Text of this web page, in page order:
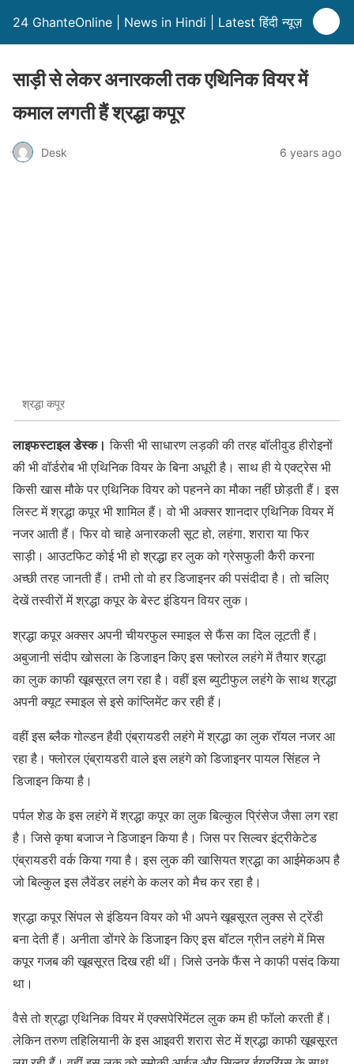
24 GhanteOnline | News in Hindi | Latest हिंदी न्यूज़
साड़ी से लेकर अनारकली तक एथिनिक वियर में
कमाल लगती हैं श्रद्धा कपूर
Desk 6 years ago
श्रद्धा कपूर
लाइफस्टाइल डेस्क।किसी भी साधारण लड़की की तरह बॉलीवुड हीरोइनों
की भी वॉर्डरोब भी एथिनिक वियर के बिना अधूरी है। साथ ही ये एक्ट्रेस भी
किसी खास मौके पर एथिनिक वियर को पहनने का मौका नहीं छोड़ती हैं। इस
लिस्ट में श्रद्धा कपूर भी शामिल हैं। वो भी अक्सर शानदार एथिनिक वियर में
नजर आती हैं। फिर वो चाहे अनारकली सूट हो, लहंगा, शरारा या फिर
साड़ी। आउटफिट कोई भी हो श्रद्धा हर लुक को ग्रेसफुली कैरी करना
अच्छी तरह जानती हैं। तभी तो वो हर डिजाइनर की पसंदीदा है। तो चलिए
देखें तस्वीरों में श्रद्धा कपूर के बेस्ट इंडियन वियर लुक।
श्रद्धा कपूर अक्सर अपनी चीयरफुल स्माइल से फैंस का दिल लूटती हैं।
अबुजानी संदीप खोसला के डिजाइन किए इस फ्लोरल लहंगे में तैयार श्रद्धा
का लुक काफी खूबसूरत लग रहा है। वहीं इस ब्युटीफुल लहंगे के साथ श्रद्धा
अपनी क्यूट स्माइल से इसे कांप्लिमेंट कर रही हैं।
वहीं इस ब्लैक गोल्डन हैवी एंब्रायडरी लहंगे में श्रद्धा का लुक रॉयल नजर आ
रहा है। फ्लोरल एंब्रायडरी वाले इस लहंगे को डिजाइनर पायल सिंहल ने
डिजाइन किया है।
पर्पल शेड के इस लहंगे में श्रद्धा कपूर का लुक बिल्कुल प्रिंसेज जैसा लग रहा
है। जिसे कृषा बजाज ने डिजाइन किया है। जिस पर सिल्वर इंट्रीकेटेड
एंब्रायडरी वर्क किया गया है। इस लुक की खासियत श्रद्धा का आईमेकअप है
जो बिल्कुल इस लैवेंडर लहंगे के कलर को मैच कर रहा है।
श्रद्धा कपूर सिंपल से इंडियन वियर को भी अपने खूबसूरत लुक्स से ट्रेंडी
बना देती हैं। अनीता डोंगरे के डिजाइन किए इस बॉटल ग्रीन लहंगे में मिस
कपूर गजब की खूबसूरत दिख रही थीं। जिसे उनके फैंस ने काफी पसंद किया
था।
वैसे तो श्रद्धा एथिनिक वियर में एक्सपेरिमेंटल लुक कम ही फॉलो करती हैं।
लेकिन तरुण तहिलियानी के इस आइवरी शरारा सेट में श्रद्धा काफी खूबसूरत